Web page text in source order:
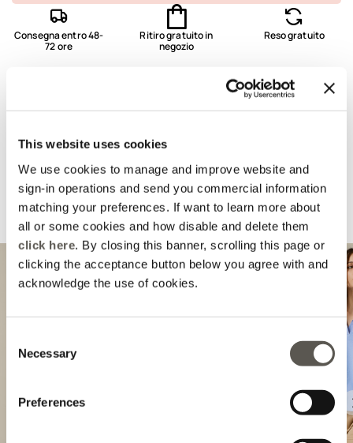
This website uses cookies
We use cookies to manage and improve website and
sign-in operations and send you commercial information
matching your preferences. If want to learn more about
all or some cookies and how disable and delete them
click here. By closing this banner, scrolling this page or
clicking the acceptance button below you agree with and
acknowledge the use of cookies.
Selection
Necessary
Preferences
Consegna entro 48-
72 ore
Ritiro gratuito in
negozio
Reso gratuito
Spedizione e resi
Suggeriti per te
Previous